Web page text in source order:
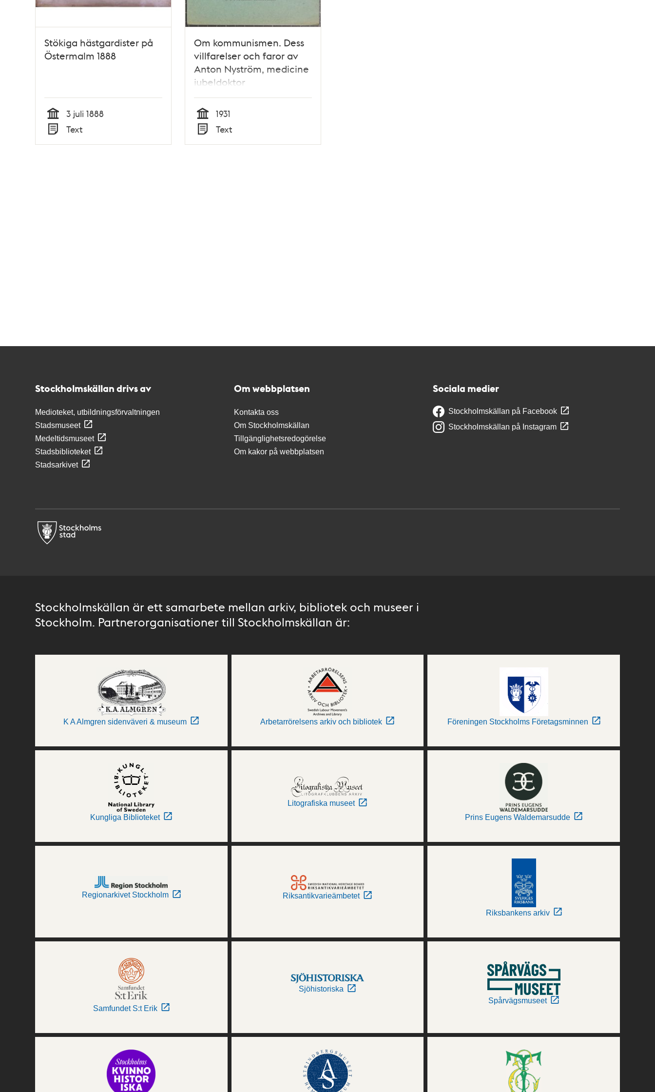
Stökiga hästgardister på
Östermalm 1888
Tid
3 juli 1888
Typ
Text
Om kommunismen. Dess
villfarelser och faror av
Anton Nyström, medicine
jubeldoktor
Tid
1931
Typ
Text
Stockholmskällan drivs av
Medioteket, utbildningsförvaltningen
Stadsmuseet
Medeltidsmuseet
Stadsbiblioteket
Stadsarkivet
Om webbplatsen
Kontakta oss
Om Stockholmskällan
Tillgänglighetsredogörelse
Om kakor på webbplatsen
Sociala medier
Stockholmskällan på Facebook
Stockholmskällan på Instagram
Stockholmskällan är ett samarbete mellan arkiv, bibliotek och museer i
Stockholm. Partnerorganisationer till Stockholmskällan är:
K A Almgren sidenväveri & museum Arbetarrörelsens arkiv och bibliotek Föreningen Stockholms Företagsminnen
Kungliga Biblioteket
Litografiska museet
Prins Eugens Waldemarsudde
Regionarkivet Stockholm Riksantikvarieämbetet
Riksbankens arkiv
Samfundet S:t Erik
Sjöhistoriska
Spårvägsmuseet